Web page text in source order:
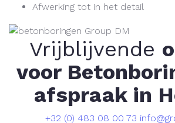
Afwerking tot in het detail
Vrijblijvende
voor
afspraak in
+32 (0) 483 08 00 73